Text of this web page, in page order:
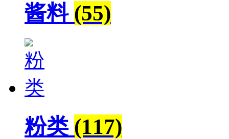
酱料 (55)
粉类 (117)